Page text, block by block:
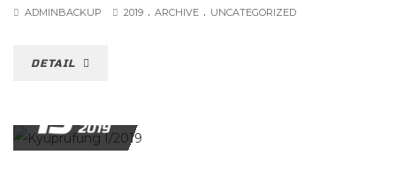
ADMINBACKUP 2019 . ARCHIVE . UNCATEGORIZED
DETAIL
15 2019